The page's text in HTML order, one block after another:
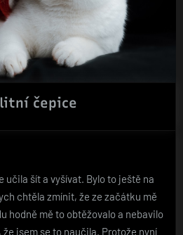
čepice
učila šít a vyšívat. Bylo to ještě na
chtěla zmínit, že ze začátku mě
hodně mě to obtěžovalo a nebavilo
že jsem se to naučila. Protože nyní